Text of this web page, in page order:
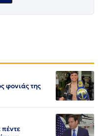
φονιάς της